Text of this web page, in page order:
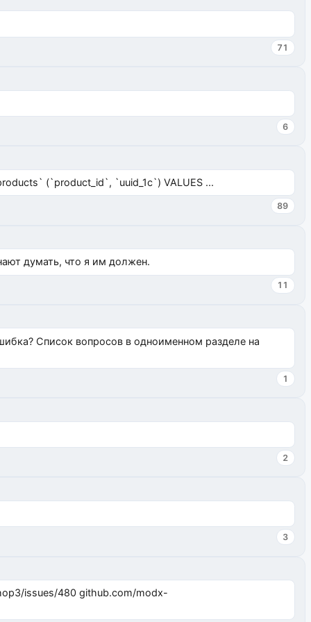
71
6
(`product_id`, `uuid_1c`) VALUES ...
89
думать, что я им должен.
11
Список вопросов в одноименном разделе на
1
2
3